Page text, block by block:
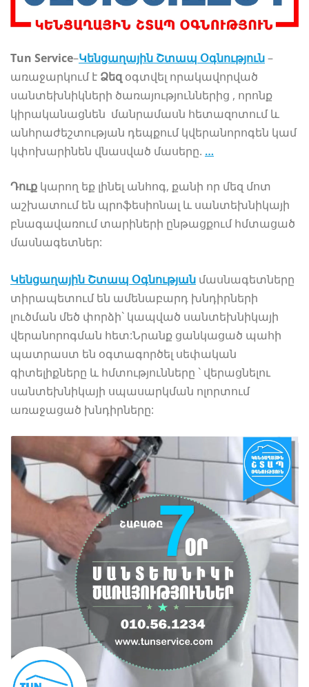
Tun Service–Կենցաղային Շտապ Օգնություն–
առաջարկում է Ձեզ օգտվել որակավորված
սանտեխնիկների ծառայություններից , որոնք
կիրականացնեն մանրամասն հետազոտում և
անհրաժեշտության դեպքում կվերանորոգեն կամ
կփոխարինեն վնասված մասերը. …
Դուք կարող եք լինել անհոգ, քանի որ մեզ մոտ
աշխատում են պրոֆեսիոնալ և սանտեխնիկայի
բնագավառում տարիների ընթացքում հմտացած
մասնագետներ:
Կենցաղային Շտապ Օգնության մասնագետները
տիրապետում են ամենաբարդ խնդիրների
լուծման մեծ փորձի` կապված սանտեխնիկայի
վերանորոգման հետ:Նրանք ցանկացած պահի
պատրաստ են օգտագործել սեփական
գիտելիքները և հմտությունները ` վերացնելու
սանտեխնիկայի սպասարկման ոլորտում
առաջացած խնդիրները: